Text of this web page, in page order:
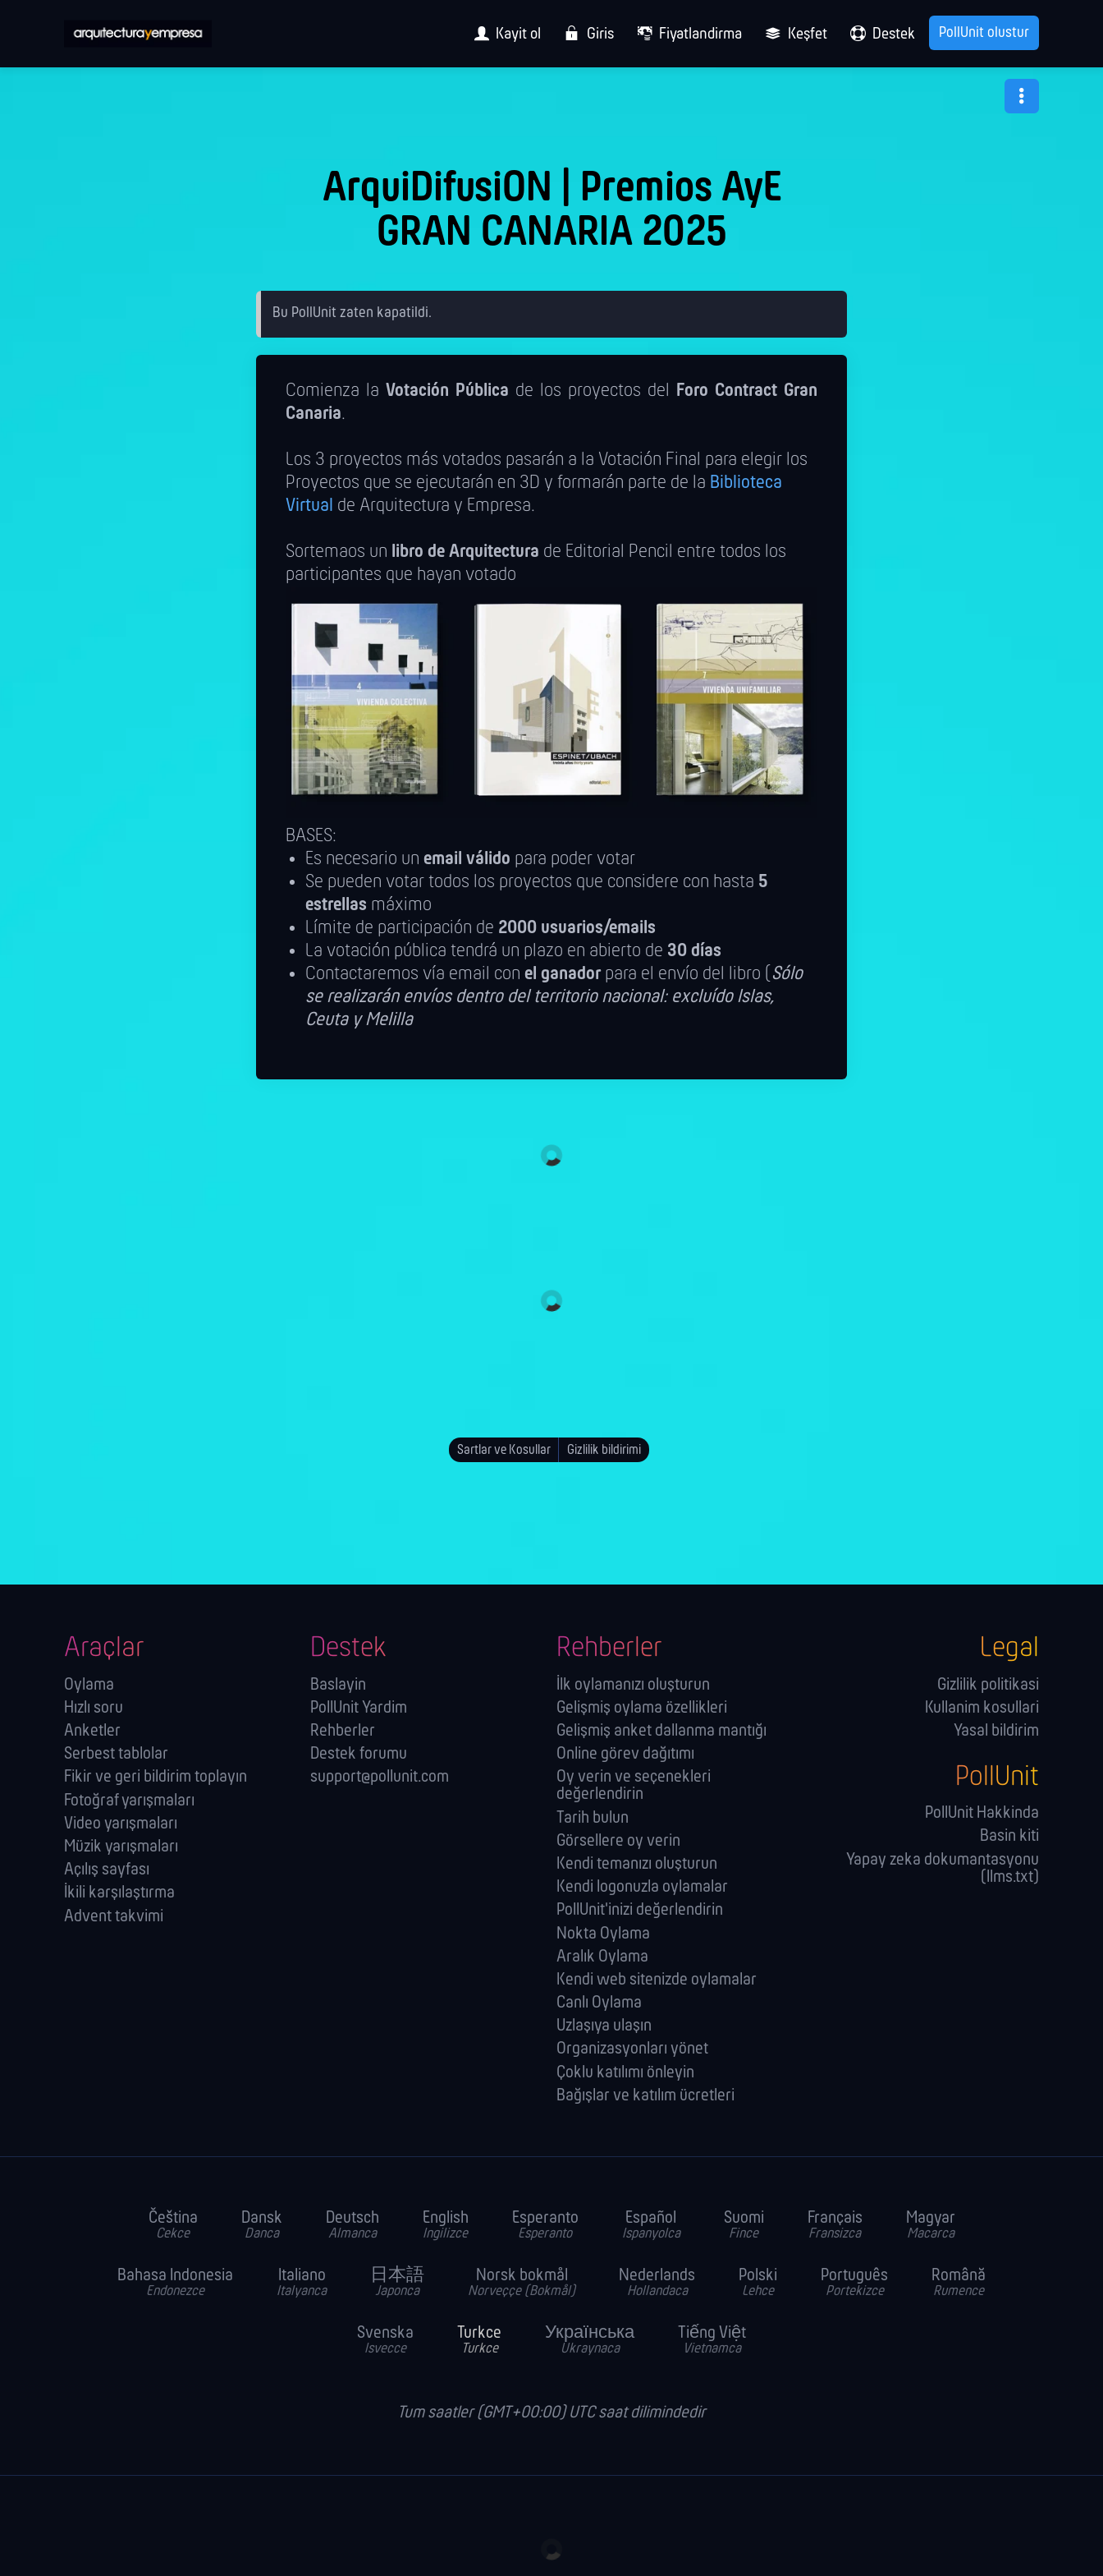
Kayit ol Giris Fiyatlandirma Keşfet Destek PollUnit olustur
ArquiDifusiON | Premios AyE
GRAN CANARIA 2025
Bu PollUnit zaten kapatildi.
Comienza la Votación Pública de los proyectos del
Foro Contract Gran
Canaria.
Los 3 proyectos más votados pasarán a la Votación Final para elegir los
Proyectos que se ejecutarán en 3D y formarán parte de la Biblioteca
Virtual de Arquitectura y Empresa.
Sortemaos un libro de Arquitectura de Editorial Pencil entre todos los
participantes que hayan votado
BASES:
Es necesario un email válido para poder votar
Se pueden votar todos los proyectos que considere con hasta 5
estrellas máximo
Límite de participación de 2000 usuarios/emails
La votación pública tendrá un plazo en abierto de 30 días
Contactaremos vía email con el ganadorpara el envío del libro ( Sólo
se realizarán envíos dentro del territorio nacional: excluído Islas,
Ceuta y Melilla
Sartlar ve Kosullar Gizlilik bildirimi
Araçlar
Oylama
Hızlı soru
Anketler
Serbest tablolar
Fikir ve geri bildirim toplayın
Fotoğraf yarışmaları
Video yarışmaları
Müzik yarışmaları
Açılış sayfası
İkili karşılaştırma
Advent takvimi
Destek
Baslayin
PollUnit Yardim
Rehberler
Destek forumu
support@pollunit.com
Rehberler
İlk oylamanızı oluşturun
Gelişmiş oylama özellikleri
Gelişmiş anket dallanma mantığı
Online görev dağıtımı
Oy verin ve seçenekleri
değerlendirin
Tarih bulun
Görsellere oy verin
Kendi temanızı oluşturun
Kendi logonuzla oylamalar
PollUnit'inizi değerlendirin
Nokta Oylama
Aralık Oylama
Kendi web sitenizde oylamalar
Canlı Oylama
Uzlaşıya ulaşın
Organizasyonları yönet
Çoklu katılımı önleyin
Bağışlar ve katılım ücretleri
Legal
Gizlilik politikasi
Kullanim kosullari
Yasal bildirim
PollUnit
PollUnit Hakkinda
Basin kiti
Yapay zeka dokumantasyonu
(llms.txt)
Čeština
Cekce
Dansk
Danca
Deutsch
Almanca
English
Ingilizce
Esperanto
Esperanto
Español
Ispanyolca
Suomi
Fince
Français
Fransizca
Magyar
Macarca
Bahasa Indonesia
Endonezce
Italiano
Italyanca
日本語
Japonca
Norsk bokmål
Norveççe (Bokmål)
Nederlands
Hollandaca
Polski
Lehce
Português
Portekizce
Română
Rumence
Svenska
Isvecce
Turkce
Turkce
Українська
Ukraynaca
Tiếng Việt
Vietnamca
Tum saatler (GMT+00:00) UTC saat dilimindedir